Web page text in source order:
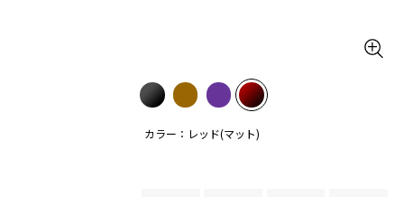
カラー：レッド(マット)